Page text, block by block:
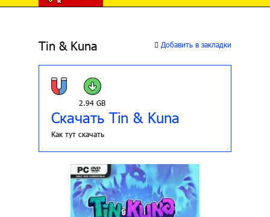
Tin & Kuna Добавить в закладки
2.94 GB
Скачать Tin & Kuna
Как тут скачать